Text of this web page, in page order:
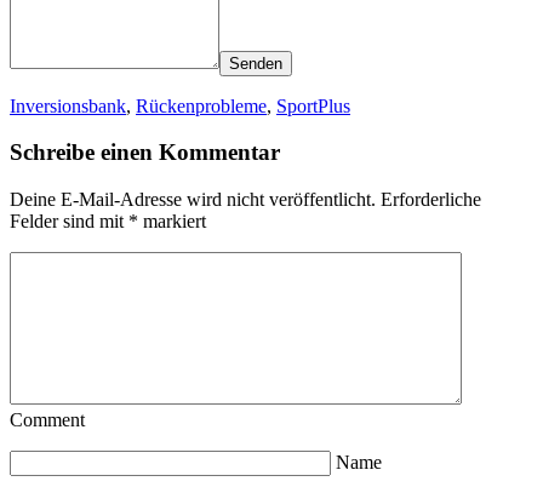
Senden
Inversionsbank, Rückenprobleme, SportPlus
Schreibe einen Kommentar
Deine E-Mail-Adresse wird nicht veröffentlicht. Erforderliche
Felder sind mit * markiert
Comment
Name